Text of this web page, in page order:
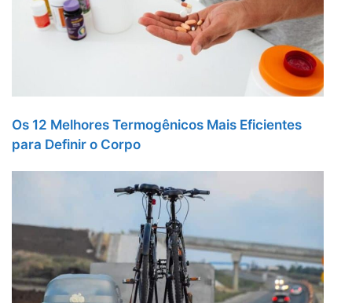
Os 12 Melhores Termogênicos Mais Eficientes
para Definir o Corpo